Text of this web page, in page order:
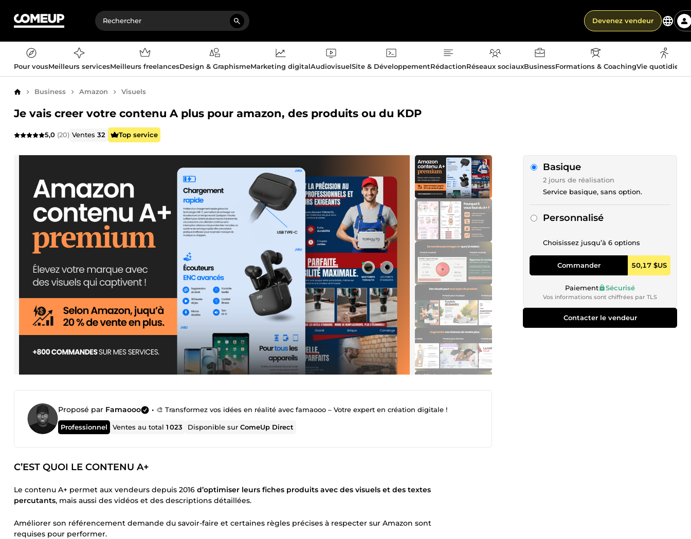
Devenez vendeur
Pour vousMeilleurs servicesMeilleurs freelancesDesign & GraphismeMarketing digitalAudiovisuelSite & DéveloppementRédactionRéseaux sociauxBusinessFormations & CoachingVie
AccueilBusiness Amazon Visuels
Je vais creer votre contenu A plus pour amazon, des produits ou du KDP
5,0 (20) Ventes32 Top service
Proposé par Famaooo • 🎨 Transformez vos idées en réalité avec famaooo – Votre expert en création digitale !
Professionnel Ventes au total1 023 Disponible surComeUp Direct
C’EST QUOI LE CONTENU A+
Le contenu A+ permet aux vendeurs depuis 2016 d’optimiser leurs fiches produits avec des visuels et des textes
percutants, mais aussi des vidéos et des descriptions détaillées.
Améliorer son référencement demande du savoir-faire et certaines règles précises à respecter sur Amazon sont
requises pour performer.
Basique
2 jours de réalisation
Service basique, sans option.
Personnalisé
Choisissez jusqu’à 6 options
Commander 50,17 $US
Paiement Sécurisé
Vos informations sont chiffrées par TLS
Contacter le vendeur